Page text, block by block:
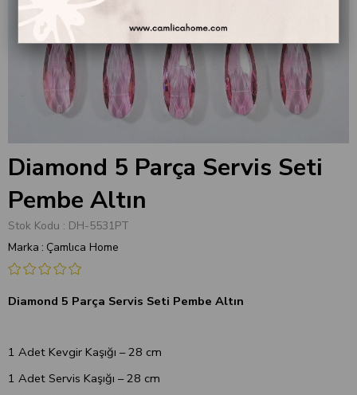
Diamond 5 Parça Servis Seti
Pembe Altın
Stok Kodu
DH-5531PT
Marka : Çamlıca Home
Diamond 5 Parça Servis Seti Pembe Altın
1 Adet Kevgir Kaşığı – 28 cm
1 Adet Servis Kaşığı – 28 cm